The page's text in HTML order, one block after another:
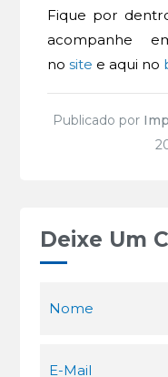
Fique por
acompanhe
nosite e aqui no
Publicado por
Deixe Um